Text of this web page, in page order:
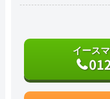
イース